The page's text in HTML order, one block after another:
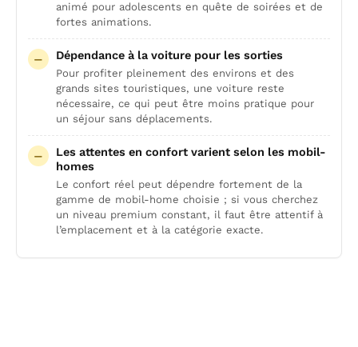
animé pour adolescents en quête de soirées et de
fortes animations.
Dépendance à la voiture pour les sorties
Pour profiter pleinement des environs et des
grands sites touristiques, une voiture reste
nécessaire, ce qui peut être moins pratique pour
un séjour sans déplacements.
Les attentes en confort varient selon les mobil-
homes
Le confort réel peut dépendre fortement de la
gamme de mobil-home choisie ; si vous cherchez
un niveau premium constant, il faut être attentif à
l’emplacement et à la catégorie exacte.